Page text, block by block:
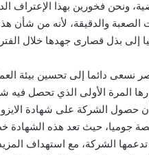
ونحن فخورين بهذا الإعتراف
الصعبة والدقيقة، لأنه من شأن
إلى بذل قصارى جهدها خلال
نسعى دائما إلى تحسين بيئة
المرة الأولى الذي تحصل
حصول الشركة على شهادة
جوميا، حيث تعد هذه الشهادة
الشركة، مع استهداف